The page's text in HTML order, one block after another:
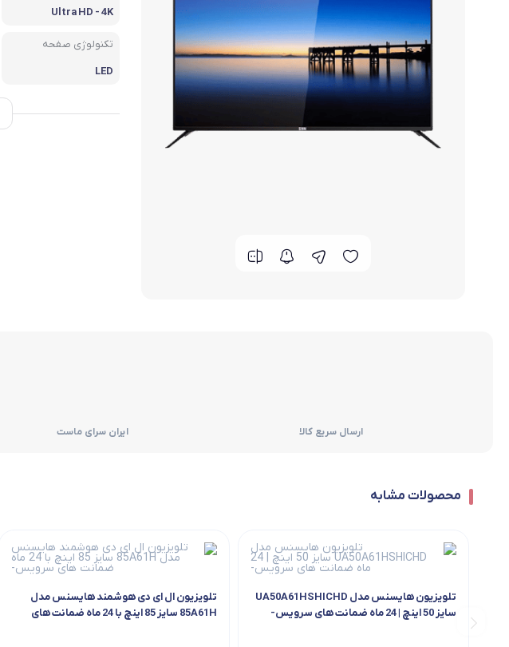
ماشین لباسشویی
ماشین ظرفشویی
Ultra HD - 4K
تکنولوژی صفحه
LED
ارسال سریع کالا ایران سرای ماست
محصولات مشابه
تلویزیون هایسنس مدل UA50A61HSHICHD
سایز 50 اینچ | 24 ماه ضمانت های سرویس-
تلویزیون ال ای دی هوشمند هایسنس مدل
85A61H سایز 85 اینچ با 24 ماه ضمانت های